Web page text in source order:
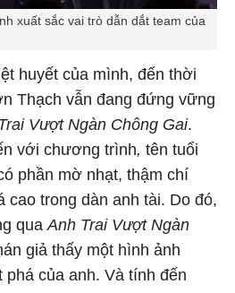
xuất sắc vai trò dẫn dắt team của
huyết của mình, đến thời
Thạch vẫn đang đứng vững
Vượt Ngàn Chông Gai.
với chương trình tên tuổi
phần mờ nhạt, thậm chí
trong dàn anh tài. Do đó,
qua Anh Trai Vượt Ngàn
giả thấy một hình ảnh
phá của anh. Và tính đến